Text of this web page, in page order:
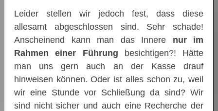
Leider stellen wir jedoch fest, dass diese
allesamt abgeschlossen sind. Sehr schade!
Anscheinend kann man das Innere nur im
Rahmen einer Führung besichtigen?! Hätte
man uns gern auch an der Kasse drauf
hinweisen können. Oder ist alles schon zu, weil
wir eine Stunde vor Schließung da sind? Wir
sind nicht sicher und auch eine Recherche der